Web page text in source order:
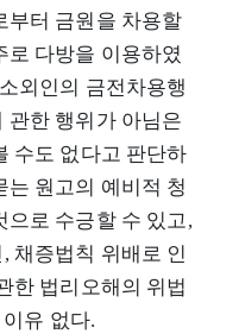
부터 금원을 차용할
로 다방을 이용하였
외인의 금전차용행
관한 행위가 아님은
수도 없다고 판단하
원고의 예비적 청
으로 수긍할 수 있고,
채증법칙 위배로 인
한 법리오해의 위법
유 없다.